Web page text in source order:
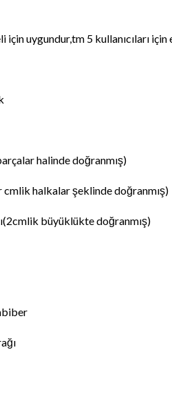
uygundur,tm 5 kullanıcıları
halinde doğranmış)
cmlik halkalar şeklinde doğranmış)
büyüklükte doğranmış)